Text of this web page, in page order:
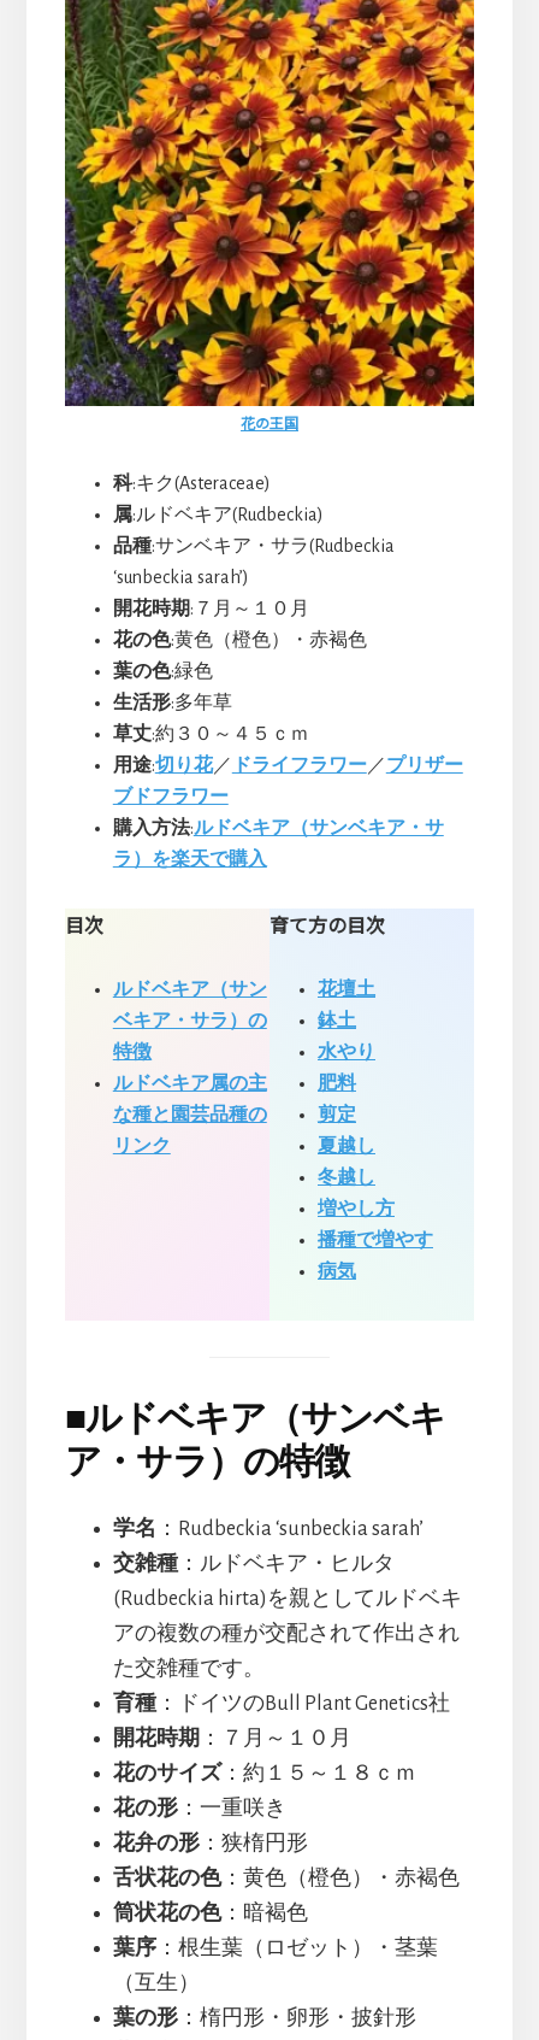
花の王国
科:キク(Asteraceae)
属:ルドベキア(Rudbeckia)
品種:サンベキア・サラ(Rudbeckia
‘sunbeckia sarah’)
開花時期:７月～１０月
花の色:黄色（橙色）・赤褐色
葉の色:緑色
生活形:多年草
草丈:約３０～４５ｃｍ
用途:切り花／ ドライフラワー／プリザー
ブドフラワー
購入方法:ルドベキア（サンベキア・サ
ラ）を楽天で購入
目次
ルドベキア（サン
ベキア・サラ）の
特徴
ルドベキア属の主
な種と園芸品種の
リンク
育て方の目次
花壇土
鉢土
水やり
肥料
剪定
夏越し
冬越し
増やし方
播種で増やす
病気
■ルドベキア（サンベキ
ア・サラ）の特徴
学名 ：Rudbeckia ‘sunbeckia sarah’
交雑種：ルドベキア・ヒルタ
(Rudbeckia hirta)を親としてルドベキ
アの複数の種が交配されて作出され
た交雑種です。
育種：ドイツのBull Plant Genetics社
開花時期 ：７月～１０月
花のサイズ：約１５～１８ｃｍ
花の形：一重咲き
花弁の形：狭楕円形
舌状花の色：黄色（橙色）・赤褐色
筒状花の色：暗褐色
葉序：根生葉（ロゼット）・茎葉
（互生）
葉の形：楕円形・卵形・披針形